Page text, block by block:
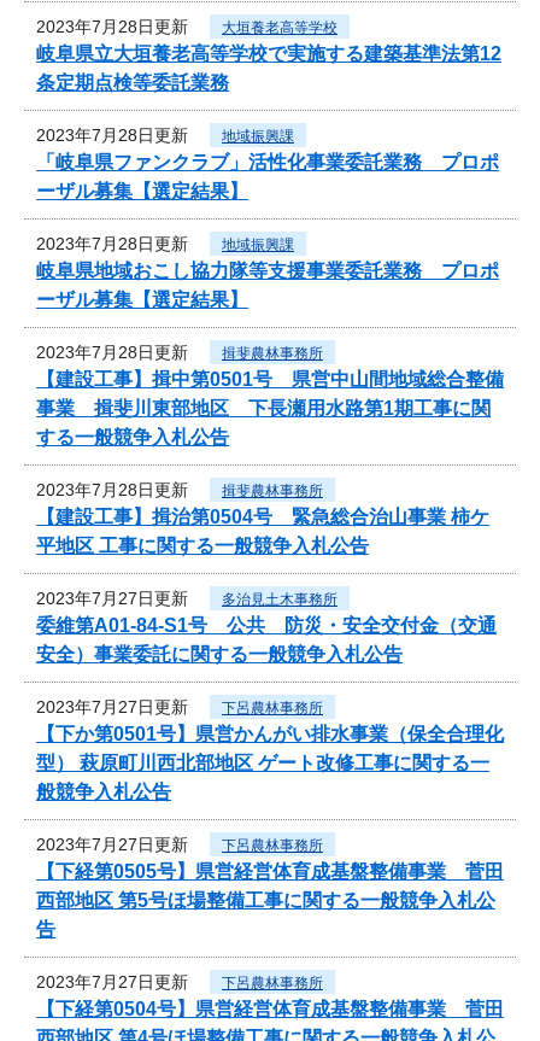
2023年7月28日更新 大垣養老高等学校
岐阜県立大垣養老高等学校で実施する建築基準法第12
条定期点検等委託業務
2023年7月28日更新 地域振興課
「岐阜県ファンクラブ」活性化事業委託業務 プロポ
ーザル募集【選定結果】
2023年7月28日更新 地域振興課
岐阜県地域おこし協力隊等支援事業委託業務 プロポ
ーザル募集【選定結果】
2023年7月28日更新 揖斐農林事務所
【建設工事】揖中第0501号 県営中山間地域総合整備
事業 揖斐川東部地区 下長瀬用水路第1期工事に関
する一般競争入札公告
2023年7月28日更新 揖斐農林事務所
【建設工事】揖治第0504号 緊急総合治山事業 柿ケ
平地区 工事に関する一般競争入札公告
2023年7月27日更新 多治見土木事務所
委維第A01-84-S1号 公共 防災・安全交付金（交通
安全）事業委託に関する一般競争入札公告
2023年7月27日更新 下呂農林事務所
【下か第0501号】県営かんがい排水事業（保全合理化
型） 萩原町川西北部地区 ゲート改修工事に関する一
般競争入札公告
2023年7月27日更新 下呂農林事務所
【下経第0505号】県営経営体育成基盤整備事業 菅田
西部地区 第5号ほ場整備工事に関する一般競争入札公
告
2023年7月27日更新 下呂農林事務所
【下経第0504号】県営経営体育成基盤整備事業 菅田